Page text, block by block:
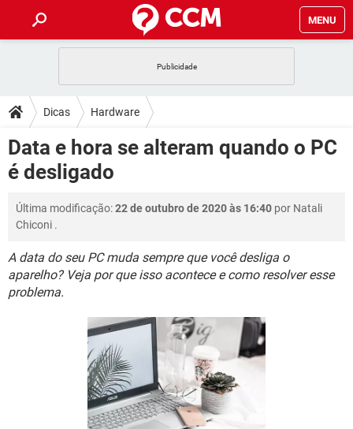
MENU
CELULAR
OUTLOOK EXCEL
INSTAGRAM
DICAS
JOGOS
CELULAR FACEBOOK
INSTAGRAM GMAIL
DOWNLOADS
JOGOS
OUTLOOK
INSTAGRAM
GUIA DE COMPRAS
FÓRUM
JOGOS WHATSAPP
OUTLOOK EXCEL
INSTAGRAM
GUIA DE COMPRAS
GLOSSÁRIO
JOGOS WHATSAPP
CELULAR FACEBOOK
GMAIL
GUIA DE COMPRAS
Dicas Hardware
Data e hora se alteram quando o PC
é desligado
Última modificação:22 de outubro de 2020 às 16:40 por Natali
Chiconi .
A data do seu PC muda sempre que você desliga o
aparelho? Veja por que isso acontece e como resolver esse
problema.